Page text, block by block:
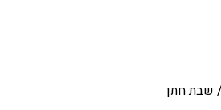
/ שבת חתן